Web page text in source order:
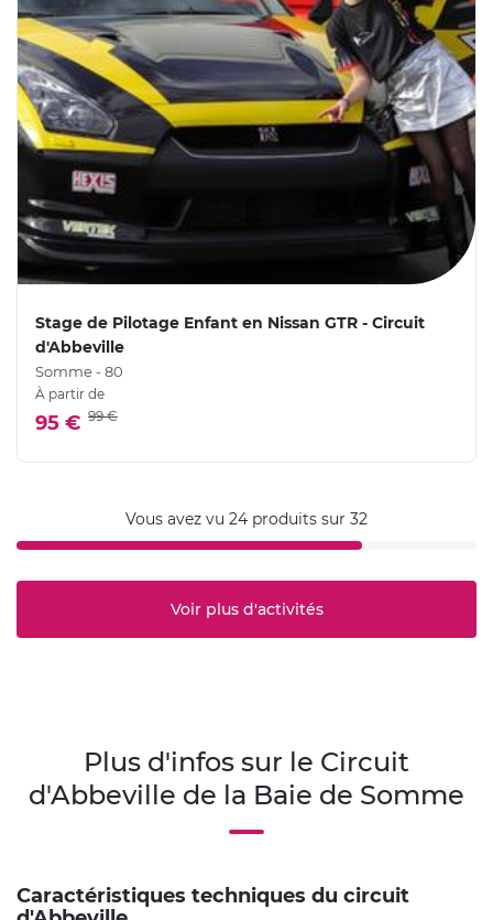
Stage de Pilotage Enfant en Nissan GTR - Circuit
d'Abbeville
Somme - 80
À partir de
95 € 99 €
Vous avez vu 24 produits sur 32
Voir plus d'activités
Plus d'infos sur le Circuit
d'Abbeville de la Baie de Somme
Caractéristiques techniques du circuit